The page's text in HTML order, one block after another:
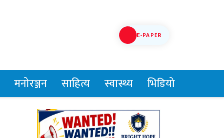
E-PAPER
मनोरञ्जन साहित्य स्वास्थ्य भिडियो